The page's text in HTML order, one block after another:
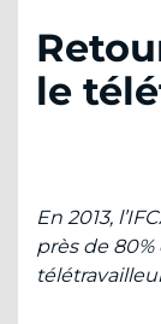
le
En 2013,
près de